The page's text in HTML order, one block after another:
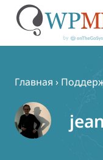
содержимому
Главная ›